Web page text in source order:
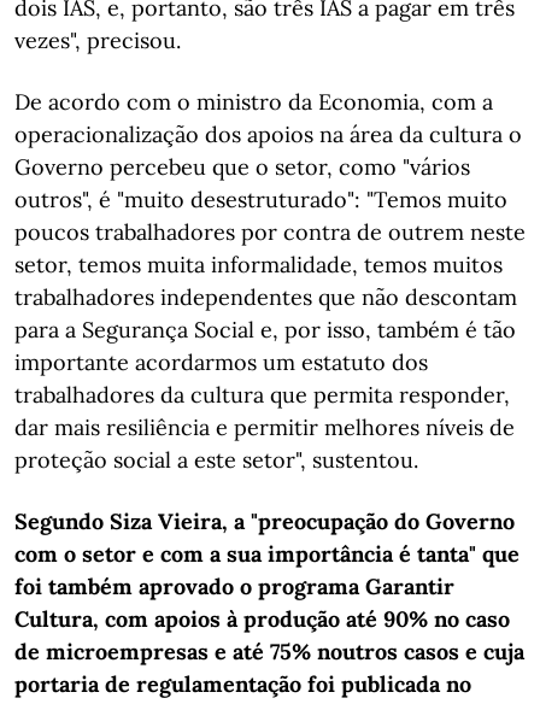
dois IAS, e, portanto, são três IAS a pagar em três
vezes", precisou.
De acordo com o ministro da Economia, com a
operacionalização dos apoios na área da cultura o
Governo percebeu que o setor, como "vários
outros", é "muito desestruturado": "Temos muito
poucos trabalhadores por contra de outrem neste
setor, temos muita informalidade, temos muitos
trabalhadores independentes que não descontam
para a Segurança Social e, por isso, também é tão
importante acordarmos um estatuto dos
trabalhadores da cultura que permita responder,
dar mais resiliência e permitir melhores níveis de
proteção social a este setor", sustentou.
Segundo Siza Vieira, a "preocupação do Governo
com o setor e com a sua importância é tanta" que
foi também aprovado o programa Garantir
Cultura, com apoios à produção até 90% no caso
de microempresas e até 75% noutros casos e cuja
portaria de regulamentação foi publicada no